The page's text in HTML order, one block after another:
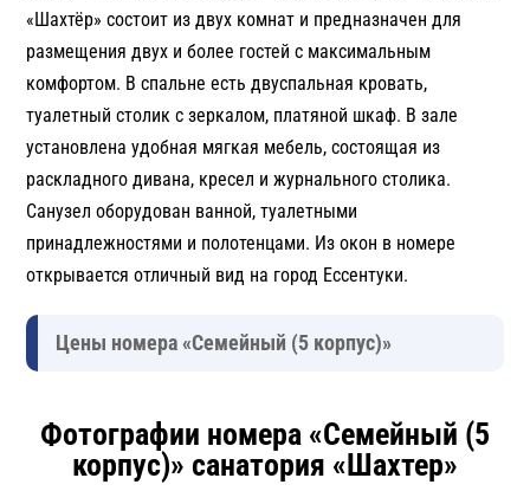
«Шахтёр» состоит из двух комнат и предназначен для
размещения двух и более гостей с максимальным
комфортом. В спальне есть двуспальная кровать,
туалетный столик с зеркалом, платяной шкаф. В зале
установлена удобная мягкая мебель, состоящая из
раскладного дивана, кресел и журнального столика.
Санузел оборудован ванной, туалетными
принадлежностями и полотенцами. Из окон в номере
открывается отличный вид на город Ессентуки.
Цены номера «Семейный (5 корпус)»
Фотографии номера «Семейный (5
корпус)» санатория «Шахтер»